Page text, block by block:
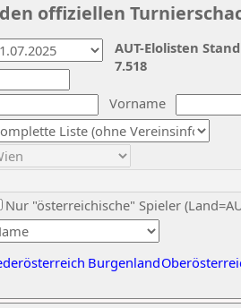
offiziellen
Vorname
Nur "österreichische" Spieler
Burgenland
AUT-Elolisten
7.518